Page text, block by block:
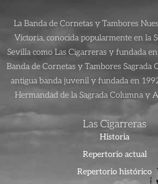
La Banda de Cornetas y Tambores
Victoria, conocida popularmente en la
Sevilla como Las Cigarreras y fundada
Banda de Cornetas y Tambores Sagrada
antigua banda juvenil y fundada en
Hermandad de la Sagrada Columna y
Las Cigarreras
Historia
Repertorio actual
Repertorio histórico